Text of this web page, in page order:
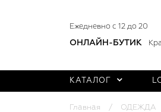
Ежедневно с 12 до 20
ОНЛАЙН-БУТИК
КАТАЛОГ
Главная ОДЕЖДА